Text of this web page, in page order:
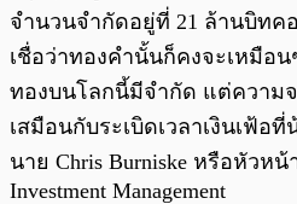
จำนวนจำกัดอยู่ที่ 21 ล้านบิท
เชื่อว่าทองคำนั้นก็คงจะเหมือ
ทองบนโลกนี้มีจำกัด แต่ความ
เสมือนกับระเบิดเวลาเงินเฟ้อ
นาย Chris Burniske หรือหัวห
Investment Management